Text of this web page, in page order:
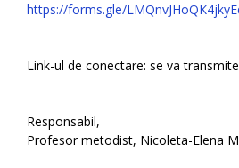
https://forms.gle/
Link-ul de conectare: se va
Responsabil,
Profesor metodist, Nicoleta-Elena